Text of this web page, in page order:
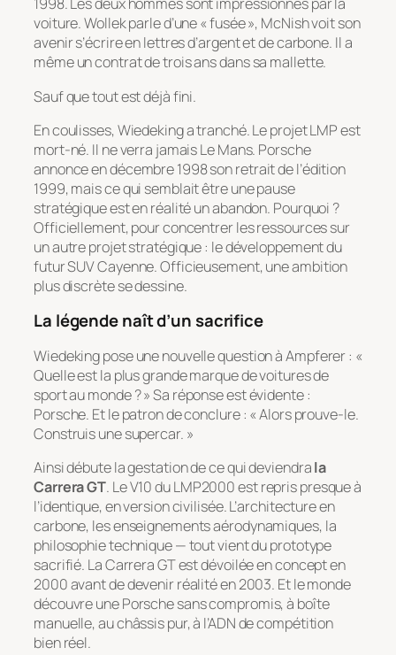
voiture. Wollek parle d’une « fusée », McNish voit son
avenir s’écrire en lettres d’argent et de carbone. Il a
même un contrat de trois ans dans sa mallette.
Sauf que tout est déjà fini.
En coulisses, Wiedeking a tranché. Le projet LMP est
mort-né. Il ne verra jamais Le Mans. Porsche
annonce en décembre 1998 son retrait de l’édition
1999, mais ce qui semblait être une pause
stratégique est en réalité un abandon. Pourquoi ?
Officiellement, pour concentrer les ressources sur
un autre projet stratégique : le développement du
futur SUV Cayenne. Officieusement, une ambition
plus discrète se dessine.
La légende naît d’un sacrifice
Wiedeking pose une nouvelle question à Ampferer : «
Quelle est la plus grande marque de voitures de
sport au monde ? » Sa réponse est évidente :
Porsche. Et le patron de conclure : « Alors prouve-le.
Construis une supercar. »
Ainsi débute la gestation de ce qui deviendrala
Carrera GT. Le V10 du LMP2000 est repris presque à
l’identique, en version civilisée. L’architecture en
carbone, les enseignements aérodynamiques, la
philosophie technique — tout vient du prototype
sacrifié. La Carrera GT est dévoilée en concept en
2000 avant de devenir réalité en 2003. Et le monde
découvre une Porsche sans compromis, à boîte
manuelle, au châssis pur, à l’ADN de compétition
bien réel.